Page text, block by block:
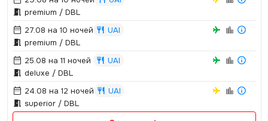
premium / DBL
27.08 на 10 ночей
UAI
premium / DBL
25.08 на 11 ночей
UAI
deluxe / DBL
24.08 на 12 ночей
UAI
superior / DBL